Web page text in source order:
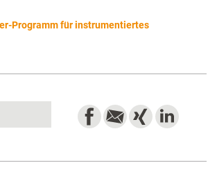
Programm für instrumentiertes